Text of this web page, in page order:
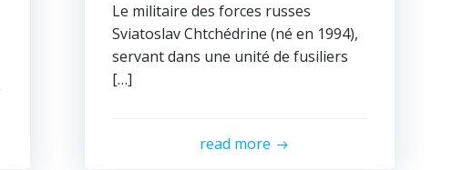
Le militaire des forces russes
Sviatoslav Chtchédrine (né en 1994),
servant dans une unité de fusiliers
[…]
read more